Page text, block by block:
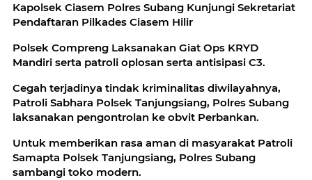
Kapolsek Ciasem Polres Subang Kunjungi Sekretariat
Pendaftaran Pilkades Ciasem Hilir
Polsek Compreng Laksanakan Giat Ops KRYD
Mandiri serta patroli oplosan serta antisipasi C3.
Cegah terjadinya tindak kriminalitas diwilayahnya,
Patroli Sabhara Polsek Tanjungsiang, Polres Subang
laksanakan pengontrolan ke obvit Perbankan.
Untuk memberikan rasa aman di masyarakat Patroli
Samapta Polsek Tanjungsiang, Polres Subang
sambangi toko modern.